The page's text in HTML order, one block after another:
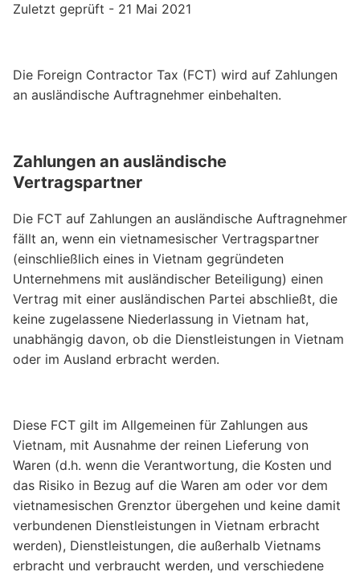
Zuletzt geprüft - 21 Mai 2021
Die Foreign Contractor Tax (FCT) wird auf Zahlungen
an ausländische Auftragnehmer einbehalten.
Zahlungen an ausländische
Vertragspartner
Die FCT auf Zahlungen an ausländische Auftragnehmer
fällt an, wenn ein vietnamesischer Vertragspartner
(einschließlich eines in Vietnam gegründeten
Unternehmens mit ausländischer Beteiligung) einen
Vertrag mit einer ausländischen Partei abschließt, die
keine zugelassene Niederlassung in Vietnam hat,
unabhängig davon, ob die Dienstleistungen in Vietnam
oder im Ausland erbracht werden.
Diese FCT gilt im Allgemeinen für Zahlungen aus
Vietnam, mit Ausnahme der reinen Lieferung von
Waren (d.h. wenn die Verantwortung, die Kosten und
das Risiko in Bezug auf die Waren am oder vor dem
vietnamesischen Grenztor übergehen und keine damit
verbundenen Dienstleistungen in Vietnam erbracht
werden), Dienstleistungen, die außerhalb Vietnams
erbracht und verbraucht werden, und verschiedene